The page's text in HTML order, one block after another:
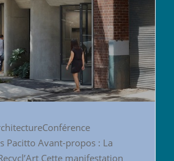
Pacitto Avant-propos : La
Cette manifestation